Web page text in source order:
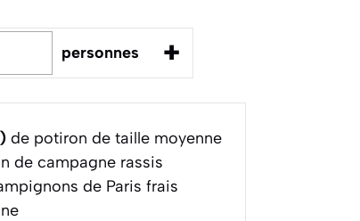
personnes +
de potiron de taille moyenne
de campagne rassis
de Paris frais